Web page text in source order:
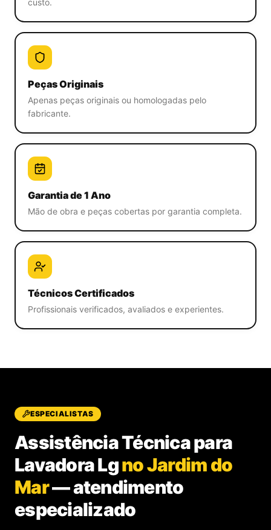
custo.
Peças Originais
Apenas peças originais ou homologadas pelo
fabricante.
Garantia de 1 Ano
Mão de obra e peças cobertas por garantia completa.
Técnicos Certificados
Profissionais verificados, avaliados e experientes.
ESPECIALISTAS
Assistência Técnica para
Lavadora Lgno Jardim do
Mar—atendimento
especializado